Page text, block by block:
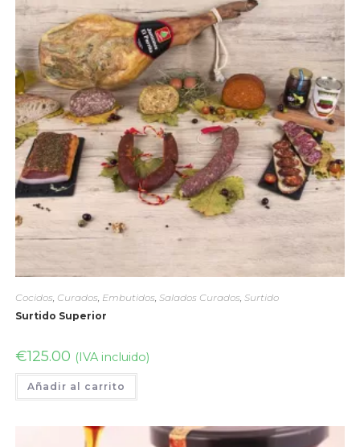
Cocidos Curados Embutidos Salados Curados Surtido
Surtido Superior
€125.00 (IVA incluido)
Añadir al carrito